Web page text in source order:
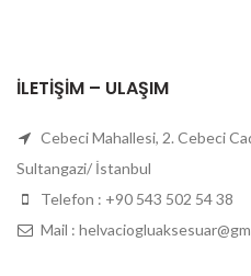
İLETIŞIM – ULAŞIM
Cebeci Mahallesi, 2. Cebeci
Sultangazi/ İstanbul
Telefon : +90 543 502 54 38
Mail :